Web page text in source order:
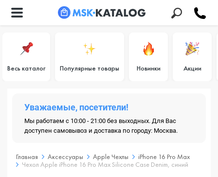
Весь каталог Популярные товары Новинки Акции
Уважаемые, посетители!
Мы работаем с 10:00 - 21:00 без выходных. Для Вас
доступен самовывоз и доставка по городу: Москва.
Главная Аксессуары Apple Чехлы
iPhone 16 Pro Max
Чехол Apple iPhone 16 Pro Max Silicone Case Denim, синий